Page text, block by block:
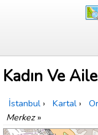
Kadın Ve
İstanbul › Kartal ›
Merkez»